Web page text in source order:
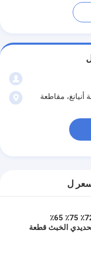
أنيانغ، مقاطعة
ل
السيليكون 72٪ 75٪ 65٪
الخبث قطعة